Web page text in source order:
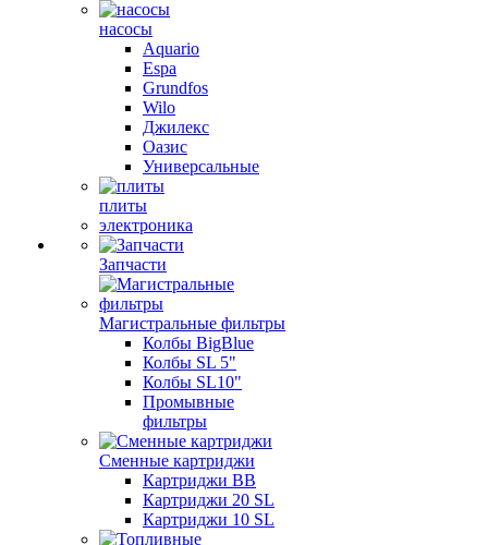
насосы
Aquario
Espa
Grundfos
Wilo
Джилекс
Оазис
Универсальные
плиты
электроника
Запчасти
Магистральные фильтры
Колбы BigBlue
Колбы SL 5"
Колбы SL10"
Промывные
фильтры
Сменные картриджи
Картриджи BB
Картриджи 20 SL
Картриджи 10 SL